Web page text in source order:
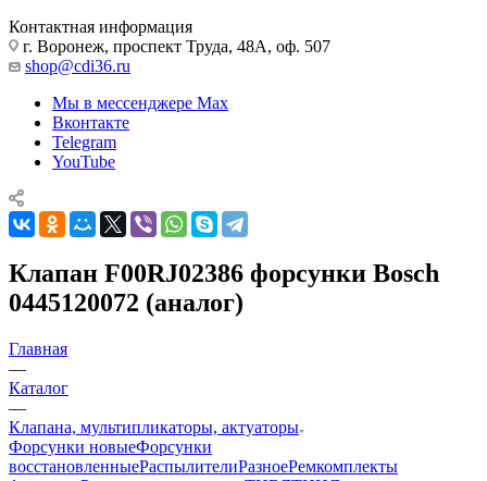
Контактная информация
г. Воронеж, проспект Труда, 48А, оф. 507
shop@cdi36.ru
Мы в мессенджере Max
Вконтакте
Telegram
YouTube
Клапан F00RJ02386 форсунки Bosch
0445120072 (аналог)
Главная
—
Каталог
—
Клапана, мультипликаторы, актуаторы
Форсунки новыеФорсунки
восстановленныеРаспылителиРазноеРемкомплекты